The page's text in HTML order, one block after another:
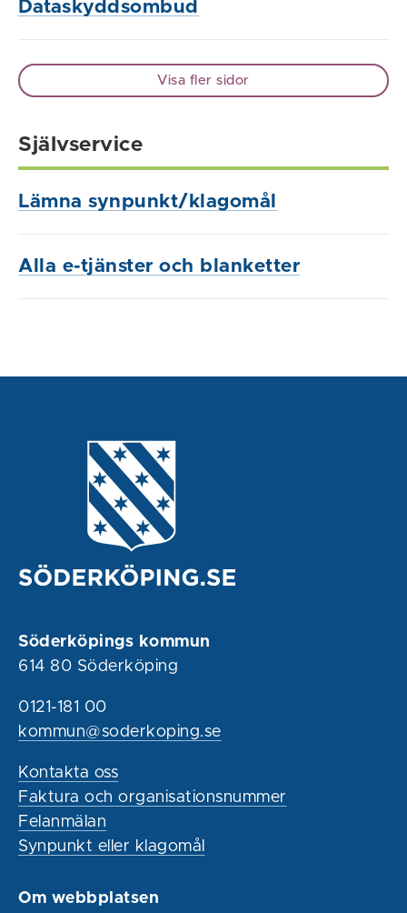
Dataskyddsombud
Visa fler sidor
Självservice
Lämna synpunkt/klagomål
Alla e-tjänster och blanketter
Söderköpings kommun
614 80 Söderköping
0121-181 00
kommun@soderkoping.se
Kontakta oss
Faktura och organisationsnummer
Felanmälan
Synpunkt eller klagomål
Om webbplatsen